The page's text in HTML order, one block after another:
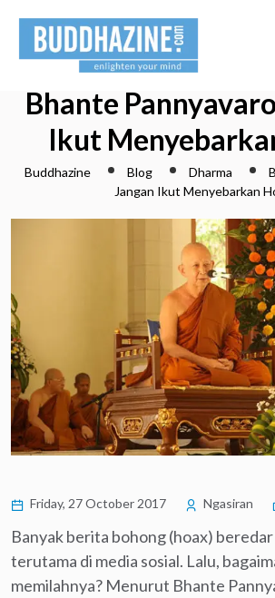
Bhante
Ikut
Buddhazine Blog Dharma
Jangan Ikut Menyebarkan
Friday, 27 October 2017 Ngasiran
Banyak berita bohong (hoax) beredar
terutama di media sosial. Lalu,
memilahnya? Menurut Bhante